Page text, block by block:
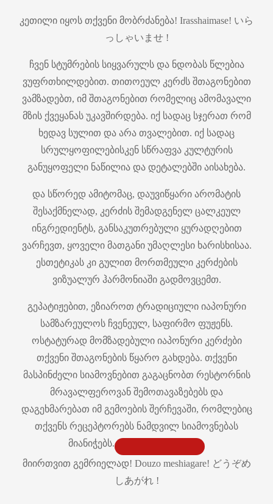
კეთილი იყოს თქვენი მობრძანება! Irasshaimase! いら
っしゃいませ !
ჩვენ სტუმრების სიყვარულს და ნდობას წლებია
ვუფრთხილდებით. თითოეულ კერძს შთაგონებით
ვამზადებთ, იმ შთაგონებით რომელიც ამომავალი
მზის ქვეყანას უკავშირდება. იქ სადაც სჯერათ რომ
ხედავ სულით და არა თვალებით. იქ სადაც
სრულყოფილებისკენ სწრაფვა კულტურის
განუყოფელი ნაწილია და დეტალებში აისახება.
და სწორედ ამიტომაც, დაუვიწყარი არომატის
შესაქმნელად, კერძის შემადგენელ ცალკეულ
ინგრედიენტს, განსაკუთრებული ყურადღებით
ვარჩევთ, ყოველი მათგანი უმაღლესი ხარისხისაა.
ესთეტიკას კი გულით მორთმეული კერძების
ვიზუალურ ჰარმონიაში გადმოვცემთ.
გეპატიჟებით, ეზიაროთ ტრადიციული იაპონური
სამზარეულოს ჩვენეულ, საფირმო ფუჟენს.
ოსტატურად მომზადებული იაპონური კერძები
თქვენი შთაგონების წყარო გახდება. თქვენი
მასპინძელი სიამოვნებით გაგაცნობთ რესტორნის
მრავალფეროვან შემოთავაზებებს და
დაგეხმარებათ იმ გემოების შერჩევაში, რომლებიც
თქვენს რეცეპტორებს ნამდვილ სიამოვნებას
მიანიჭებს.
მიირთვით გემრიელად! Douzo meshiagare! どうぞめ
しあがれ !